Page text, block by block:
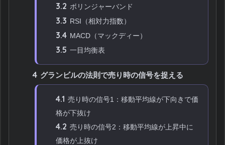
3.2 ボリンジャーバンド
3.3 RSI（相対力指数）
3.4 MACD（マックディー）
3.5 一目均衡表
4 グランビルの法則で売り時の信号を捉える
4.1 売り時の信号1：移動平均線が下向きで価
格が下抜け
4.2 売り時の信号2：移動平均線が上昇中に
価格が上抜け